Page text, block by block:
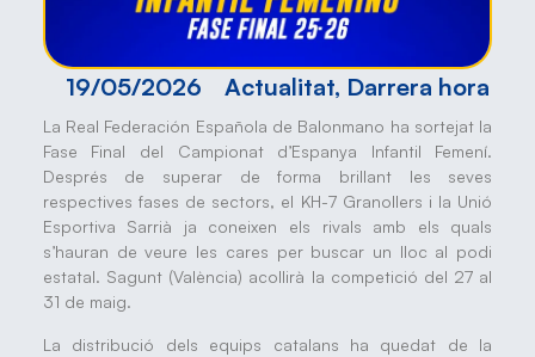
19/05/2026 Actualitat, Darrera hora
La Real Federación Española de Balonmano ha sortejat la
Fase Final del Campionat d’Espanya Infantil Femení.
Després de superar de forma brillant les seves
respectives fases de sectors, el KH-7 Granollers i la Unió
Esportiva Sarrià ja coneixen els rivals amb els quals
s’hauran de veure les cares per buscar un lloc al podi
estatal. Sagunt (València) acollirà la competició del 27 al
31 de maig.
La distribució dels equips catalans ha quedat de la